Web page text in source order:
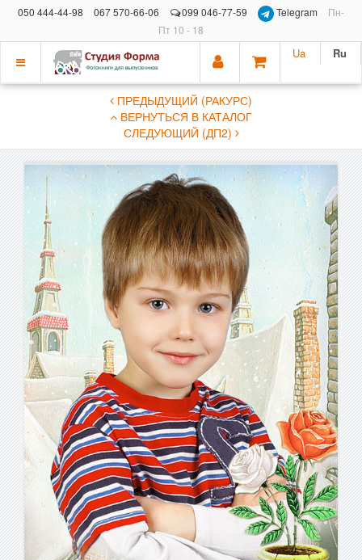
050 444-44-98 067 570-66-06 099 046-77-59 Telegram
Пн-
Пт 10 - 18
Показать
Ua Ru
ПРЕДЫДУЩИЙ (РАКУРС)
ВЕРНУТЬСЯ В КАТАЛОГ
СЛЕДУЮЩИЙ (ДП2)